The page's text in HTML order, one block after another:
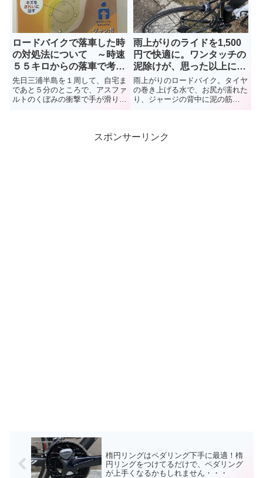
な商品なんです。
ロードバイクで落車した時
の対処法について ～時速
５５キロからの落車で考え
る その（２）
先日三浦半島を１周して、自宅ま
であと５分のところで、アスファ
ルトのくぼみの衝撃で手が滑り、
いのか？」ということについて、
雨上がりのライドを1,500
円で快適に。ワンタッチの
泥除けが、思った以上に使
えるやつでした。
雨上がりのロードバイク。タイヤ
の巻き上げる水で、お尻が濡れた
り、ジャージの背中に泥の筋
「MagicOne(マジックワン) 」。
スポンサーリンク
楕円リングはペダリング下手に最適！楕
円リングをつけてるだけで、ペダリング
が上手くなるかもしれません・・・